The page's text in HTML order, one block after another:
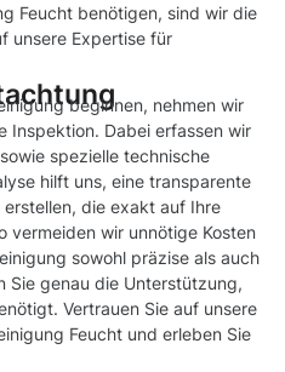
Feucht benötigen, sind wir die
unsere Expertise für
beginnen, nehmen wir
Inspektion. Dabei erfassen wir
spezielle technische
hilft uns, eine transparente
die exakt auf Ihre
vermeiden wir unnötige Kosten
sowohl präzise als auch
Sie genau die Unterstützung,
Vertrauen Sie auf unsere
Feucht und erleben Sie